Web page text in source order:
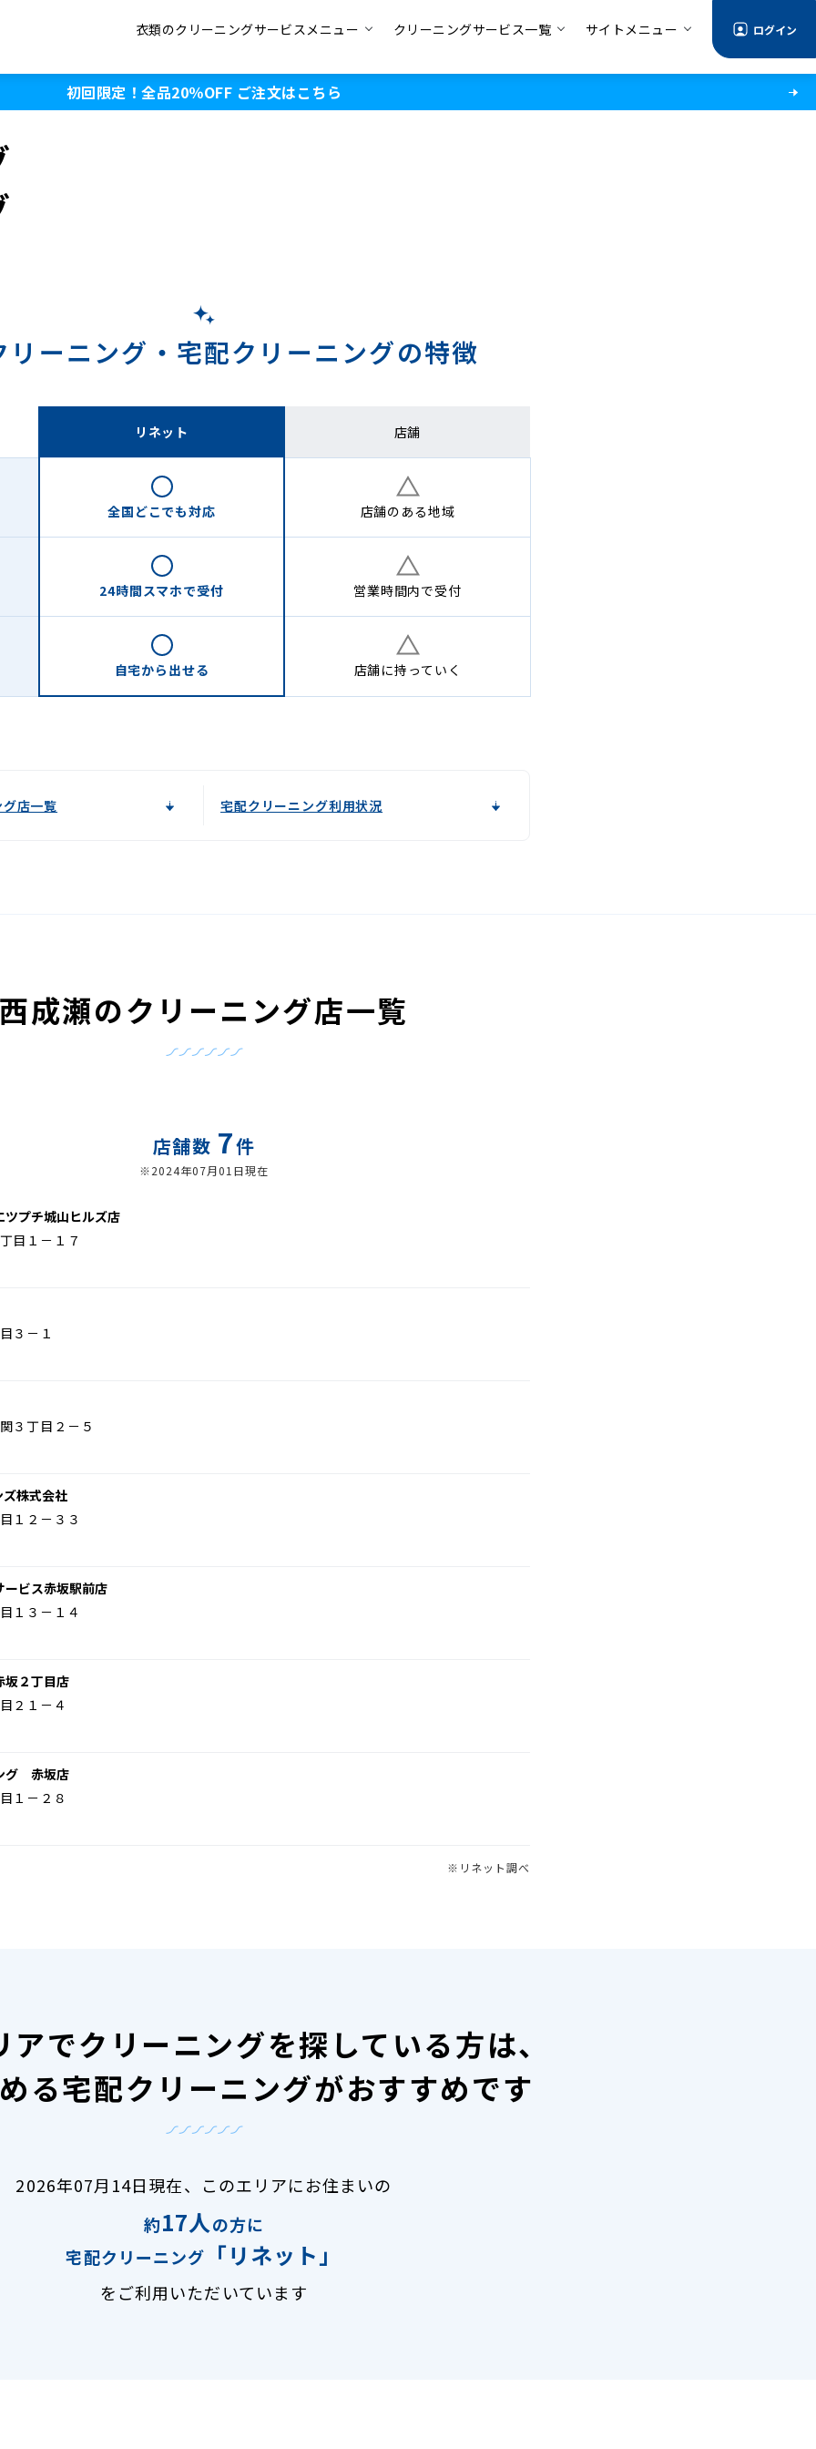
衣類のクリーニングサービスメニュー クリーニングサービス一覧 サイトメニュー ログイン
初回限定！全品20％OFF ご注文はこちら
リーニング・ 宅配クリーニングの特徴
リネット 店舗
全国どこでも対応 店舗の ある地域
24時間スマホで受付 営業時間内で受付
自宅から 出せる 店舗に持っていく
店一覧 宅配クリーニング利用状況
西成瀬のクリーニング店一覧
店舗数 7件
※2024年07月01日現在
プチ城山ヒルズ店
目１－１７
３－１
３丁目２－５
ズ株式会社
１２－３３
ービス赤坂駅前店
１３－１４
坂２丁目店
２１－４
グ 赤坂店
１－２８
※リネット調べ
アでクリーニングを探している方は、
る宅配クリーニングがおすすめです
2026年07月14日現在、
このエリアにお住まいの
約17人の方に
宅配クリーニング
「リネット」
をご利用いただいています